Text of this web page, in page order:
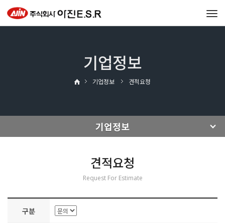
기업정보
기업정보 견적요청
기업정보
견적요청
Request For Estimate
구분